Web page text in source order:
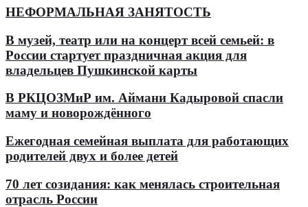
НЕФОРМАЛЬНАЯ ЗАНЯТОСТЬ
В музей, театр или на концерт всей семьей: в
России стартует праздничная акция для
владельцев Пушкинской карты
В РКЦОЗМиР им. Аймани Кадыровой спасли
маму и новорождённого
Ежегодная семейная выплата для работающих
родителей двух и более детей
70 лет созидания: как менялась строительная
отрасль России